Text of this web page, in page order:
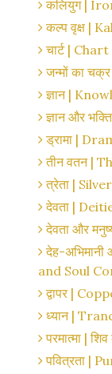
कलियुग |
कल्प वृक्ष |
चार्ट | Chart
जन्मों का
ज्ञान |
ज्ञान और
ड्रामा |
तीन वतन |
त्रेता |
देवता |
देवता और
देह-
and Soul
द्वापर |
ध्यान |
परमात्मा |
पवित्रता |